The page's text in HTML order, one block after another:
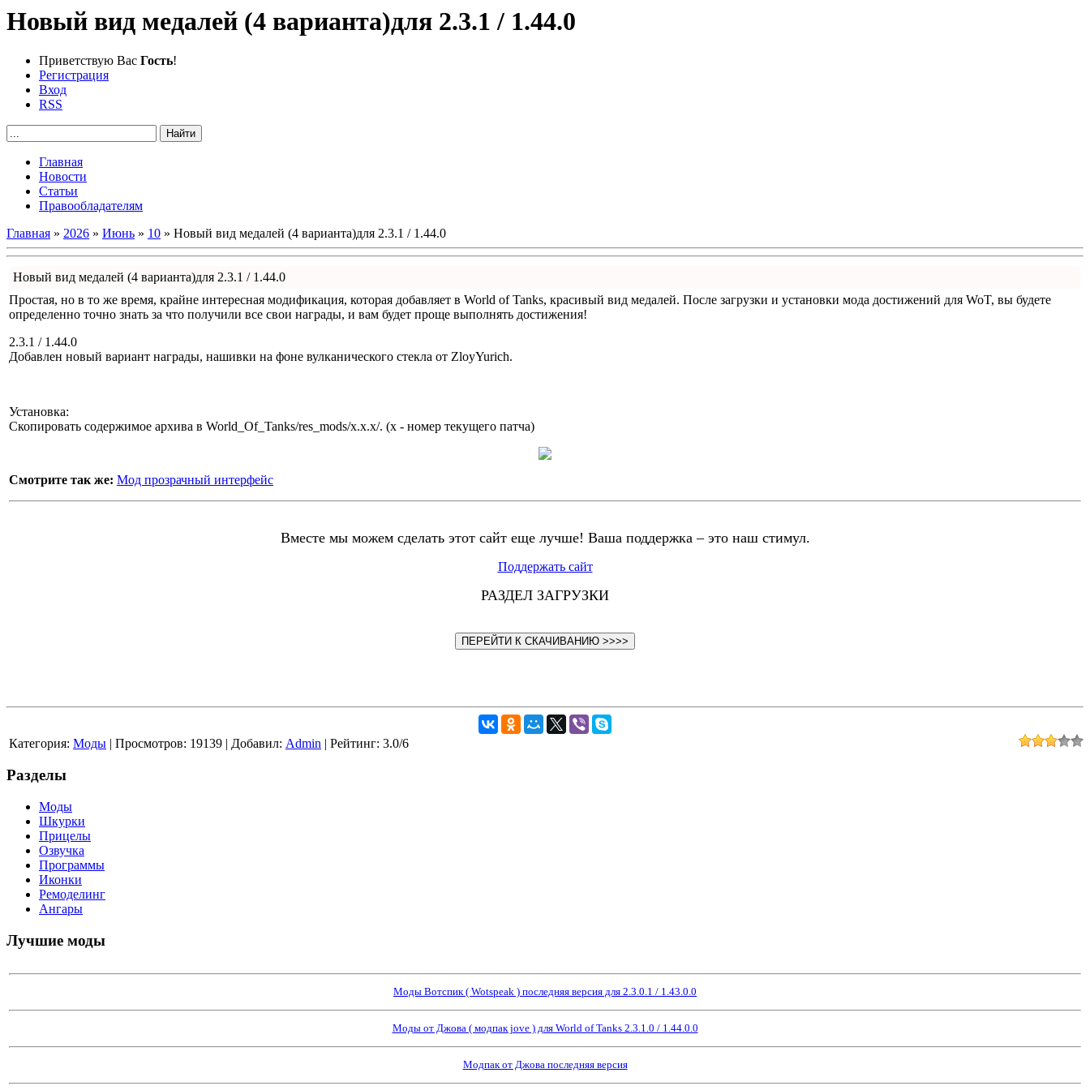
Новый вид медалей (4 варианта)для 2.3.1 / 1.44.0
Приветствую Вас Гость!
Регистрация
Вход
RSS
Главная
Новости
Статьи
Правообладателям
Главная » 2026 » Июнь » 10 » Новый вид медалей (4 варианта)для 2.3.1 / 1.44.0
Новый вид медалей (4 варианта)для 2.3.1 / 1.44.0
Простая, но в то же время, крайне интересная модификация, которая добавляет в World of Tanks, красивый вид медалей. После загрузки и установки мода достижений для WoT, вы будете
определенно точно знать за что получили все свои награды, и вам будет проще выполнять достижения!
2.3.1 / 1.44.0
Добавлен новый вариант награды, нашивки на фоне вулканического стекла от ZloyYurich.
Установка:
Скопировать содержимое архива в World_Of_Tanks/res_mods/х.х.x/. (x - номер текущего патча)
Смотрите так же: Мод прозрачный интерфейс
Вместе мы можем сделать этот сайт еще лучше! Ваша поддержка – это наш стимул.
Поддержать сайт
РАЗДЕЛ ЗАГРУЗКИ
ПЕРЕЙТИ К СКАЧИВАНИЮ >>>>
Категория: Моды | Просмотров: 19139 | Добавил: Admin | Рейтинг: 3.0/6
Разделы
Моды
Шкурки
Прицелы
Озвучка
Программы
Иконки
Ремоделинг
Ангары
Лучшие моды
Моды Вотспик ( Wotspeak ) последняя версия для 2.3.0.1 / 1.43.0.0
Моды от Джова ( модпак jove ) для World of Tanks 2.3.1.0 / 1.44.0.0
Модпак от Джова последняя версия